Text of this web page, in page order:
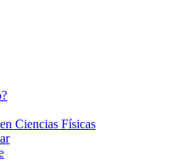
Ciencias Físicas